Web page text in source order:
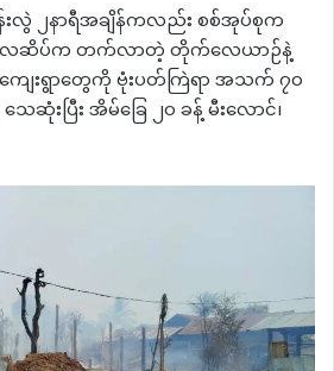
လွဲ ၂နာရီအချိန်ကလည်း စစ်အုပ်စုက
လေဆိပ်က တက်လာတဲ့ တိုက်လေယာဉ်နဲ့
ျေးရွာတွေကို ဗုံးပတ်ကြဲရာ အသက် ၇၀
ဆုံးပြီး အိမ်ခြေ ၂၀ ခန့် မီးလောင်၊